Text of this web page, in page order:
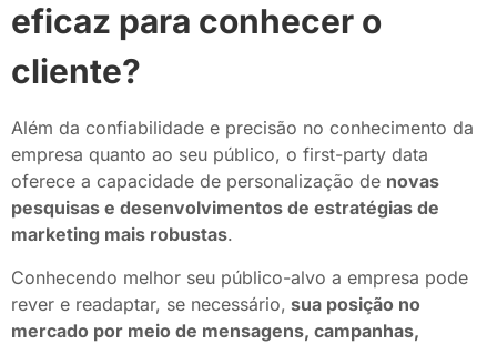
eficaz para conhecer o
cliente?
Além da confiabilidade e precisão no conhecimento da
empresa quanto ao seu público, o first-party data
oferece a capacidade de personalização de novas
pesquisas e desenvolvimentos de estratégias de
marketing mais robustas.
Conhecendo melhor seu público-alvo a empresa pode
rever e readaptar, se necessário, sua posição no
mercado por meio de mensagens, campanhas,